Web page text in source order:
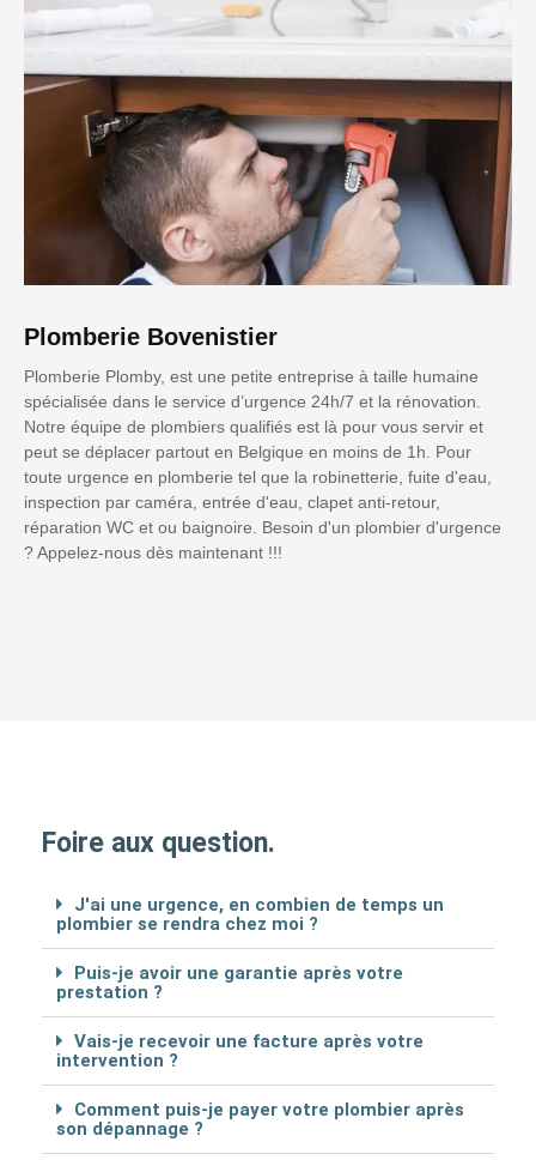
Plomberie Bovenistier
Plomberie Plomby, est une petite entreprise à taille humaine
spécialisée dans le service d’urgence 24h/7 et la rénovation.
Notre équipe de plombiers qualifiés est là pour vous servir et
peut se déplacer partout en Belgique en moins de 1h. Pour
toute urgence en plomberie tel que la robinetterie, fuite d'eau,
inspection par caméra, entrée d'eau, clapet anti-retour,
réparation WC et ou baignoire. Besoin d'un plombier d'urgence
? Appelez-nous dès maintenant !!!
Foire aux question.
J'ai une urgence, en combien de temps un
plombier se rendra chez moi ?
Puis-je avoir une garantie après votre
prestation ?
Vais-je recevoir une facture après votre
intervention ?
Comment puis-je payer votre plombier après
son dépannage ?